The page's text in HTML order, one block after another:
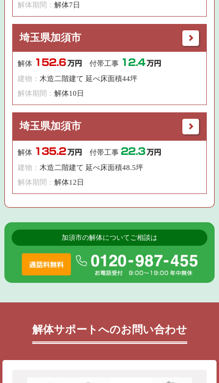
解体期間：解体7日
埼玉県加須市
解体 152.6 万円 付帯工事 12.4 万円
建物：木造二階建て 延べ床面積44坪
解体期間：解体10日
埼玉県加須市
解体 135.2 万円 付帯工事 22.3 万円
建物： 木造二階建て 延べ床面積48.5坪
解体期間：解体12日
加須市の解体についてご相談は
解体サポートへのお問い合わせ